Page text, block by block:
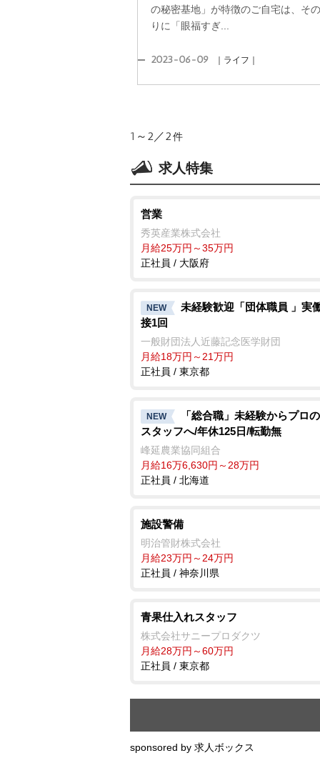
の秘密基地」が特徴のご自宅は、そ
りに「眼福すぎ...
2023-06-09 ｜ライフ｜
1～2／2件
求人特集
営業
秀英産業株式会社
月給25万円～35万円
正社員 / 大阪府
NEW
未経験歓迎「団体職員 」実
接1回
一般財団法人近藤記念医学財団
月給18万円～21万円
正社員 / 東京都
NEW
「総合職」未経験からプロ
スタッフへ/年休125日/転勤無
峰延農業協同組合
月給16万6,630円～28万円
正社員 / 北海道
施設警備
明治管財株式会社
月給23万円～24万円
正社員 / 神奈川県
青果仕入れスタッフ
株式会社サニープロダクツ
月給28万円～60万円
正社員 / 東京都
sponsored by 求人ボックス